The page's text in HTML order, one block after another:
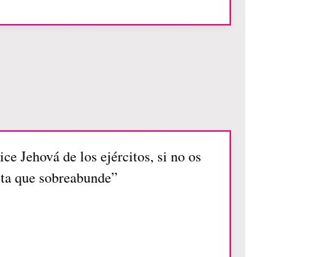
Jehová de los ejércitos, si no os
que sobreabunde”